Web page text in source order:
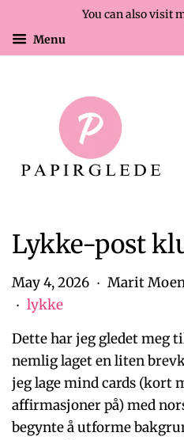
You can also visit
Menu
Lykke-post
May 4, 2026 • Marit
•
lykke
Dette har jeg gledet meg
nemlig laget en liten
jeg lage mind cards (kort
affirmasjoner på) med
begynte å utforme